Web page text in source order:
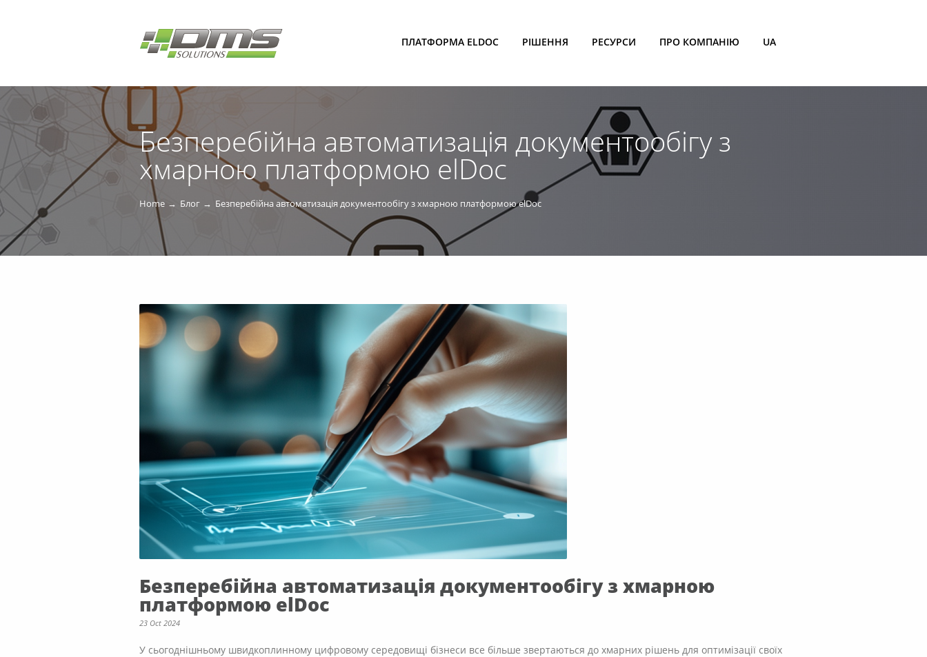
ПЛАТФОРМА ELDOC РІШЕННЯ РЕСУРСИ ПРО КОМПАНІЮ UA
Безперебійна автоматизація документообігу з
хмарною платформою elDoc
Home Блог Безперебійна автоматизація документообігу з хмарною платформою elDoc
Безперебійна автоматизація документообігу з хмарною
платформою elDoc
23 Oct 2024
У сьогоднішньому швидкоплинному цифровому середовищі бізнеси все більше звертаються до хмарних рішень для оптимізації своїх